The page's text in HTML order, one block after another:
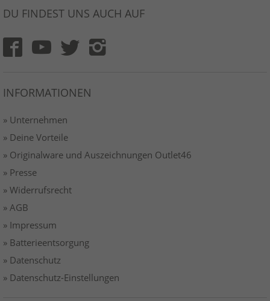
DU FINDEST UNS AUCH AUF
INFORMATIONEN
» Unternehmen
» Deine Vorteile
» Originalware und Auszeichnungen Outlet46
» Presse
» Widerrufsrecht
» AGB
» Impressum
» Batterieentsorgung
» Datenschutz
» Datenschutz-Einstellungen